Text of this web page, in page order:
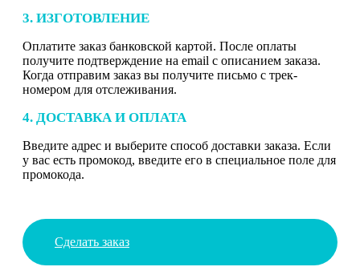
3. ИЗГОТОВЛЕНИЕ
Оплатите заказ банковской картой. После оплаты
получите подтверждение на email с описанием заказа.
Когда отправим заказ вы получите письмо с трек-
номером для отслеживания.
4. ДОСТАВКА И ОПЛАТА
Введите адрес и выберите способ доставки заказа. Если
у вас есть промокод, введите его в специальное поле для
промокода.
Сделать заказ